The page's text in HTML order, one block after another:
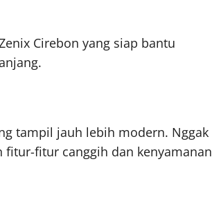
Cirebon yang siap bantu
tampil jauh lebih modern. Nggak
fitur-fitur canggih dan kenyamanan